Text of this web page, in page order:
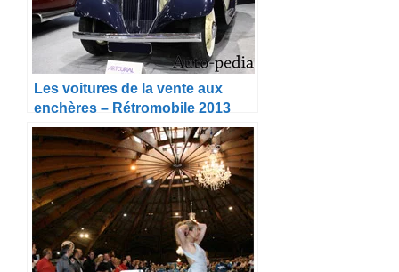
Les voitures de la vente aux
enchères – Rétromobile 2013